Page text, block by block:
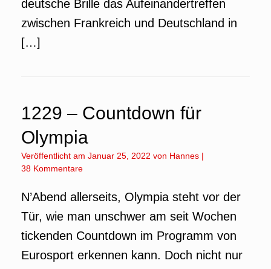
deutsche Brille das Aufeinandertreffen
zwischen Frankreich und Deutschland in
[…]
1229 – Countdown für
Olympia
Veröffentlicht am Januar 25, 2022 von Hannes |
38 Kommentare
N’Abend allerseits, Olympia steht vor der
Tür, wie man unschwer am seit Wochen
tickenden Countdown im Programm von
Eurosport erkennen kann. Doch nicht nur